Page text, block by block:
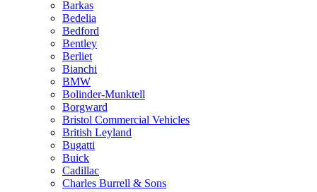
Barkas
Bedelia
Bedford
Bentley
Berliet
Bianchi
BMW
Bolinder-Munktell
Borgward
Bristol Commercial Vehicles
British Leyland
Bugatti
Buick
Cadillac
Charles Burrell & Sons